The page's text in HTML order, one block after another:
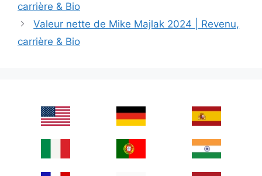
carrière & Bio
Valeur nette de Mike Majlak 2024 | Revenu,
carrière & Bio